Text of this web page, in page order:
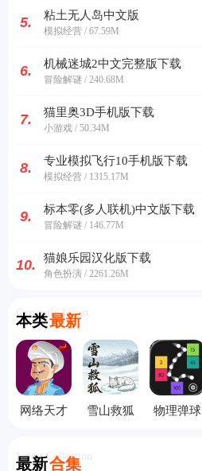
5. 粘土无人岛中文版
模拟经营 / 67.59M
6. 机械迷城2中文完整版下载
冒险解谜 / 240.68M
7. 猫里奥3D手机版下载
小游戏 / 50.34M
8. 专业模拟飞行10手机版下载
模拟经营 / 1315.17M
9. 标本零(多人联机)中文版下载
冒险解谜 / 146.77M
10. 猫娘乐园汉化版下载
角色扮演 / 2261.26M
本类最新
Currently Latest
网络天才
雪山救狐
物理弹球
最新合集
Latest Collection